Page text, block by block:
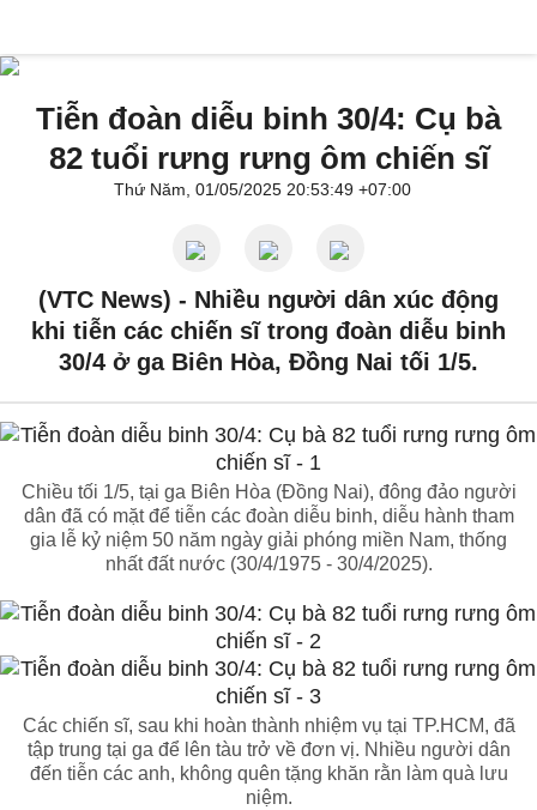
Tiễn đoàn diễu binh 30/4: Cụ bà
82 tuổi rưng rưng ôm chiến sĩ
Thứ Năm, 01/05/2025 20:53:49 +07:00
(VTC News) - Nhiều người dân xúc động
khi tiễn các chiến sĩ trong đoàn diễu binh
30/4 ở ga Biên Hòa, Đồng Nai tối 1/5.
Chiều tối 1/5, tại ga Biên Hòa (Đồng Nai), đông đảo người
dân đã có mặt để tiễn các đoàn diễu binh, diễu hành tham
gia lễ kỷ niệm 50 năm ngày giải phóng miền Nam, thống
nhất đất nước (30/4/1975 - 30/4/2025).
Các chiến sĩ, sau khi hoàn thành nhiệm vụ tại TP.HCM, đã
tập trung tại ga để lên tàu trở về đơn vị. Nhiều người dân
đến tiễn các anh, không quên tặng khăn rằn làm quà lưu
niệm.